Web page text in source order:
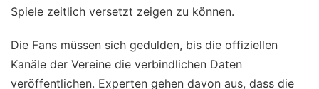
Spiele zeitlich versetzt zeigen zu können.
Die Fans müssen sich gedulden, bis die offiziellen
Kanäle der Vereine die verbindlichen Daten
veröffentlichen. Experten gehen davon aus, dass die